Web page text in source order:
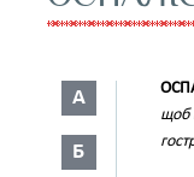
А
Б
щоб